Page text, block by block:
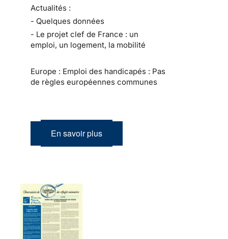
Actualités :
- Quelques données
- Le projet clef de France : un
emploi, un logement, la mobilité
Europe : Emploi des handicapés : Pas
de règles européennes communes
En savoir plus